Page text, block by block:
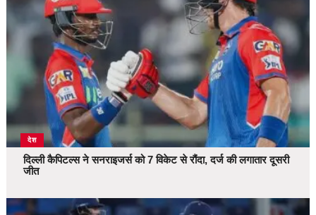
देश
दिल्ली कैपिटल्स ने सनराइजर्स को 7 विकेट से रौंदा, दर्ज की लगातार दूसरी
जीत